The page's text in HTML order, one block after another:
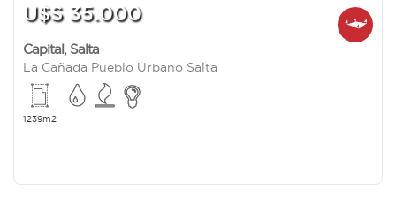
U$S 35.000
Capital, Salta
La Cañada Pueblo Urbano Salta
1239m2